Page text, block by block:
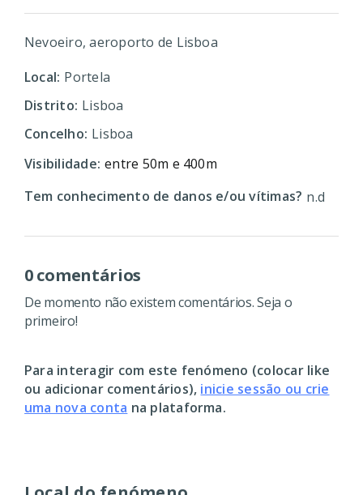
Nevoeiro, aeroporto de Lisboa
Local: Portela
Distrito: Lisboa
Concelho: Lisboa
Visibilidade: entre 50m e 400m
Tem conhecimento de danos e/ou vítimas? n.d
0 comentários
De momento não existem comentários. Seja o
primeiro!
Para interagir com este fenómeno (colocar like
ou adicionar comentários), inicie sessão ou crie
uma nova conta na plataforma.